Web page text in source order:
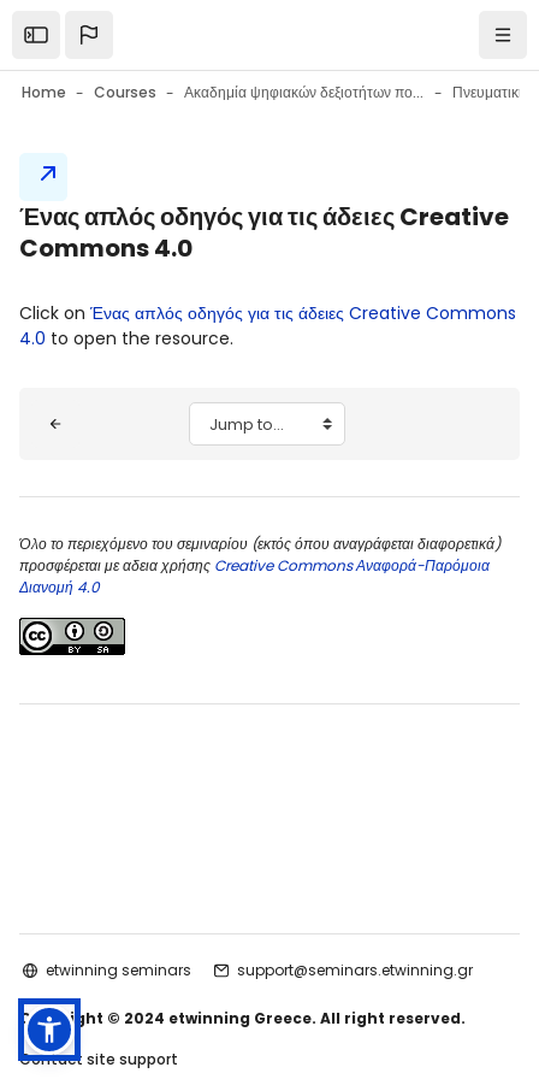
Open the sidebar
Home Courses Ακαδημία ψηφιακών δεξιοτήτων πολιτών Πνευματική
Blocks
Ένας απλός οδηγός για τις άδειες Creative
Commons 4.0
Blocks
Completion requirements
Click on Ένας απλός οδηγός για τις άδειες Creative Commons
4.0 to open the resource.
Jump to...
Όλο το περιεχόμενο του σεμιναρίου (εκτός όπου αναγράφεται διαφορετικά)
προσφέρεται με αδεια χρήσης Creative Commons Αναφορά-Παρόμοια
Διανομή 4.0
etwinning seminars support@seminars.etwinning.gr
Copyright © 2024 etwinning Greece. All right reserved.
Contact site support